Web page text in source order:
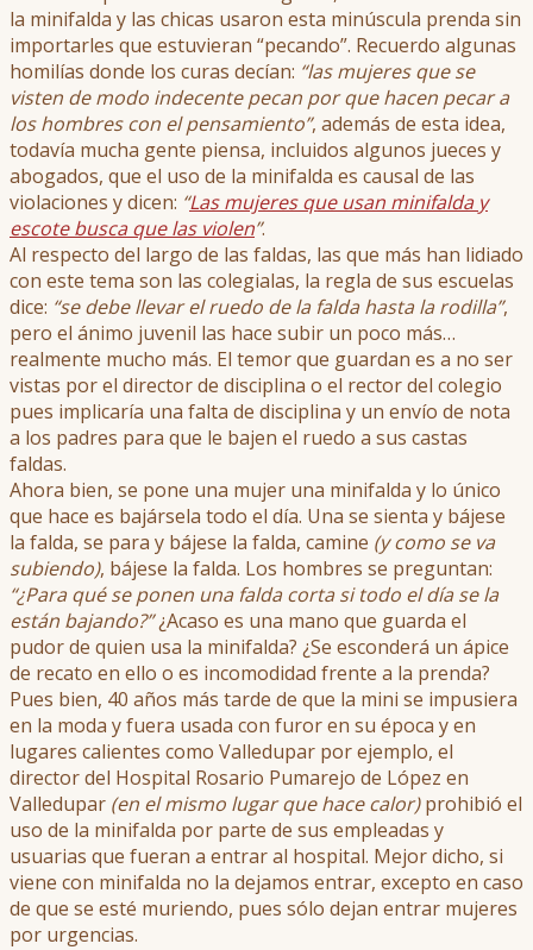
la minifalda y las chicas usaron esta minúscula prenda sin
importarles que estuvieran “pecando”. Recuerdo algunas
homilías donde los curas decían: “las mujeres que se
visten de modo indecente pecan por que hacen pecar a
los hombres con el pensamiento”, además de esta idea,
todavía mucha gente piensa, incluidos algunos jueces y
abogados, que el uso de la minifalda es causal de las
violaciones y dicen: “Las mujeres que usan minifalda y
escote busca que las violen”.
Al respecto del largo de las faldas, las que más han lidiado
con este tema son las colegialas, la regla de sus escuelas
dice: “se debe llevar el ruedo de la falda hasta la rodilla”,
pero el ánimo juvenil las hace subir un poco más…
realmente mucho más. El temor que guardan es a no ser
vistas por el director de disciplina o el rector del colegio
pues implicaría una falta de disciplina y un envío de nota
a los padres para que le bajen el ruedo a sus castas
faldas.
Ahora bien, se pone una mujer una minifalda y lo único
que hace es bajársela todo el día. Una se sienta y bájese
la falda, se para y bájese la falda, camine (y como se va
subiendo), bájese la falda. Los hombres se preguntan:
“¿Para qué se ponen una falda corta si todo el día se la
están bajando?”¿Acaso es una mano que guarda el
pudor de quien usa la minifalda? ¿Se esconderá un ápice
de recato en ello o es incomodidad frente a la prenda?
Pues bien, 40 años más tarde de que la mini se impusiera
en la moda y fuera usada con furor en su época y en
lugares calientes como Valledupar por ejemplo, el
director del Hospital Rosario Pumarejo de López en
Valledupar (en el mismo lugar que hace calor)prohibió el
uso de la minifalda por parte de sus empleadas y
usuarias que fueran a entrar al hospital. Mejor dicho, si
viene con minifalda no la dejamos entrar, excepto en caso
de que se esté muriendo, pues sólo dejan entrar mujeres
por urgencias.